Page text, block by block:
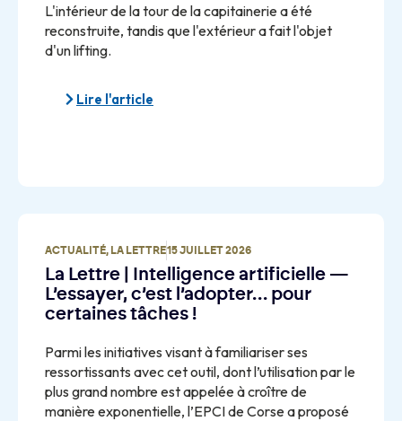
L'intérieur de la tour de la capitainerie a été
reconstruite, tandis que l'extérieur a fait l'objet
d'un lifting.
Lire l'article
ACTUALITÉ, LA LETTRE15 JUILLET 2026
La Lettre | Intelligence artificielle —
L’essayer, c’est l’adopter… pour
certaines tâches !
Parmi les initiatives visant à familiariser ses
ressortissants avec cet outil, dont l’utilisation par le
plus grand nombre est appelée à croître de
manière exponentielle, l’EPCI de Corse a proposé